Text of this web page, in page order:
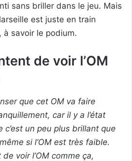
sans briller dans le jeu. Mais
est juste en train
à savoir le podium.
de voir l’OM
que cet OM va faire
car il y a l’état
c’est un peu plus brillant que
si l’OM est très faible.
voir l’OM comme ça,